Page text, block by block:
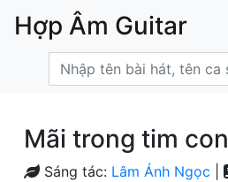
Hợp Âm Guitar
Mãi trong tim con
Sáng tác: Lâm Ánh Ngọc